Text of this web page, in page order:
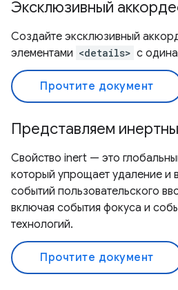
Эксклюзивный
Создайте эксклюзивный
элементами <details> с
Прочтите документ
Представляем
Свойство inert — это
который упрощает удаление и
событий пользовательского
включая события фокуса и
технологий.
Прочтите документ